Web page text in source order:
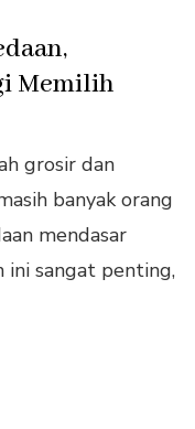
Memilih
grosir dan
banyak orang
mendasar
ini sangat penting,